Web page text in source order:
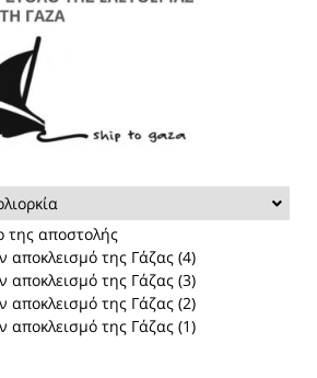
της αποστολής
αποκλεισμό της Γάζας (4)
αποκλεισμό της Γάζας (3)
αποκλεισμό της Γάζας (2)
αποκλεισμό της Γάζας (1)